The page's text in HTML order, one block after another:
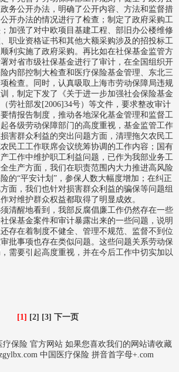
务公开办法，明确了公开内容、方法和监督措
开办法的情况进行了检查；制定了政府采购工
加强了对中欧项目基建工程、部旧办公楼维修
职业资格证书和其他大额采购涉及的招投标工
利实施了政府采购。再比如在社保基金监管方
对省市级社保基金进行了审计，在全国组织开
内部控制大检查和 医疗保险基金管理、东北三
检查。同时，认真吸取上海市劳动保障局违规
，制定下发了《关于进一步加强社会保险基金
劳社部发[2006]34号）等文件，要求整改审计
情报告制度，推动各地深化基金管理和监督工
各级劳动保障部门的高度重视，基金监管工作
害群众利益的突出问题方面，清理拖欠农民工
民工工作联席会议统筹协调的工作内容；国有
工作中维护职工利益问题，已作为我部业务工
生产方面，我们在职责范围内大力推进高风险
的“平安计划”，参保人数大幅度增加；在纠正
面，我们也针对损害群众利益的骗保等问题组
对维护群众权益都取得了明显成效。
清醒地看到，我部反腐倡廉工作仍然存在一些
保基金案件和审计暴露出来的一些问题，说明
存在着制度不健全、管理不规范、监督不到位
批事项也存在类似问题。这些问题关系劳动保
需要引起高度重视，并在今后工作中切实加以
[1] [2] [3] 下一页
疗保险 官方网站 如果您喜欢我们的网站请收藏
中国医疗保险 拼音首字母+.com